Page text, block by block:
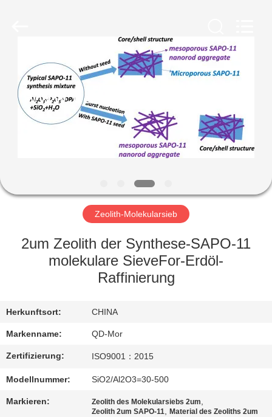
HAUS
PRODUKTE
FABRIK-
AUSFLUG
QUALITÄTSKONTROLLE
SIE
MIT
UNS
IN
VERBINDUNG
Zeolith-Molekularsieb
2um Zeolith der Synthese-SAPO-11
molekulare SieveFor-Erdöl-
Raffinierung
Herkunftsort: CHINA
Markenname: QD-Mor
Zertifizierung: ISO9001：2015
Modellnummer: SiO2/Al2O3=30-500
Markieren: Zeolith des Molekularsiebs 2um,
Zeolith 2um SAPO-11,Material des Zeoliths 2um